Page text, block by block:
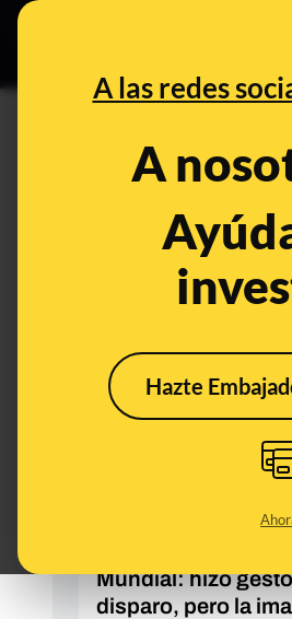
A las redes
A
Hazte
disparos
Mohebbi no ha sido
celebración contra
Mundial: hizo
disparo, pero la